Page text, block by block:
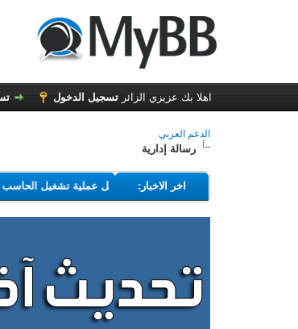
اهلا بك عزيزي الزائر تسجيل الدخول
الدعم العربي
رسالة إدارية
اخر الاخبار:
البرامج التي تهدف إلى تعطيل عملية تشغيل